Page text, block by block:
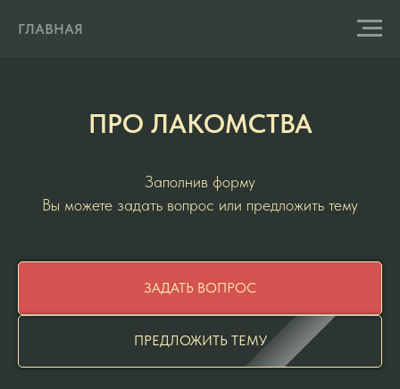
ГЛАВНАЯ
ПРО ЛАКОМСТВА
Заполнив форму
Вы можете задать вопрос или предложить тему
ЗАДАТЬ ВОПРОС
ПРЕДЛОЖИТЬ ТЕМУ